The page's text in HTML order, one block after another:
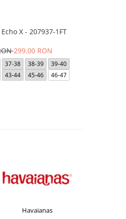
X - 207937-1FT
299,00 RON
37-38 38-39
39-40
43-44 45-46 46-47
Havaianas